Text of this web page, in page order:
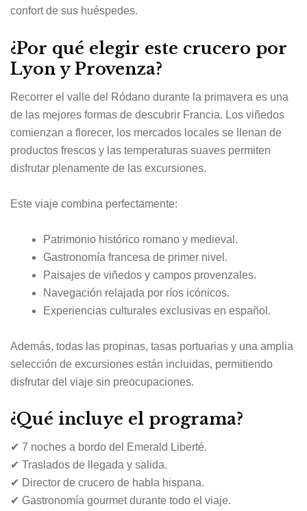
confort de sus huéspedes.
¿Por qué elegir este crucero por
Lyon y Provenza?
Recorrer el valle del Ródano durante la primavera es una
de las mejores formas de descubrir Francia. Los viñedos
comienzan a florecer, los mercados locales se llenan de
productos frescos y las temperaturas suaves permiten
disfrutar plenamente de las excursiones.
Este viaje combina perfectamente:
Patrimonio histórico romano y medieval.
Gastronomía francesa de primer nivel.
Paisajes de viñedos y campos provenzales.
Navegación relajada por ríos icónicos.
Experiencias culturales exclusivas en español.
Además, todas las propinas, tasas portuarias y una amplia
selección de excursiones están incluidas, permitiendo
disfrutar del viaje sin preocupaciones.
¿Qué incluye el programa?
✔ 7 noches a bordo del Emerald Liberté.
✔ Traslados de llegada y salida.
✔ Director de crucero de habla hispana.
✔ Gastronomía gourmet durante todo el viaje.